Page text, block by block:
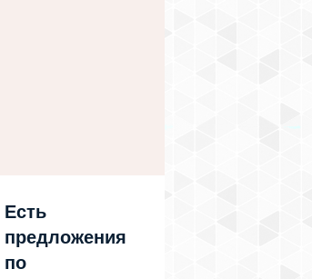
Есть
предложения
по